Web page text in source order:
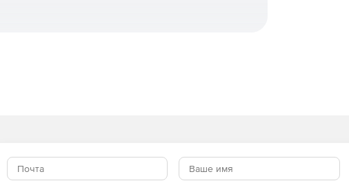
файлов через приложение для работы